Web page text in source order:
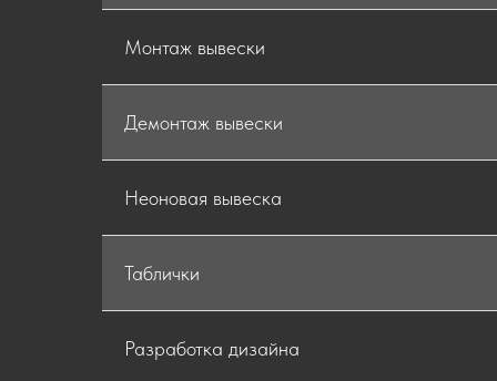
Монтаж вывески
Демонтаж вывески
Неоновая вывеска
Таблички
Разработка дизайна